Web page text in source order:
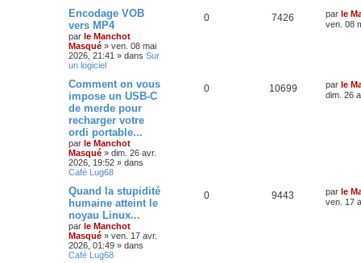
Encodage VOB
vers MP4
par le Manchot
Masqué » ven. 08 mai
2026, 21:41 » dans Sur
un logiciel
0 7426 par le
ven. 08
Comment on vous
impose un USB-C
de merde pour
recharger votre
ordi portable...
par le Manchot
Masqué » dim. 26 avr.
2026, 19:52 » dans
Café Lug68
0 10699 par le
dim. 26
Quand la stupidité
humaine atteint le
noyau Linux...
par le Manchot
Masqué » ven. 17 avr.
2026, 01:49 » dans
Café Lug68
0 9443 par le
ven. 17